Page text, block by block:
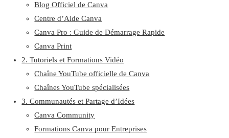
Blog Officiel de Canva
Centre d’Aide Canva
Canva Pro : Guide de Démarrage Rapide
Canva Print
2. Tutoriels et Formations Vidéo
Chaîne YouTube officielle de Canva
Chaînes YouTube spécialisées
3. Communautés et Partage d’Idées
Canva Community
Formations Canva pour Entreprises